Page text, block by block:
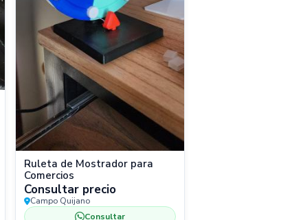
Ruleta de Mostrador para
Comercios
Consultar precio
Campo Quijano
Consultar